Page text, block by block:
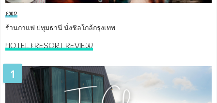
FOOD
ร้านกาแฟ ปทุมธานี นั่งชิลใกล้กรุงเทพ
HOTEL & RESORT REVIEW
1